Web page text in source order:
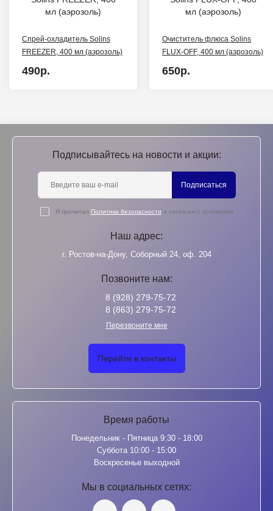
Спрей-охладитель Solins
FREEZER, 400 мл (аэрозоль)
490р.
Очиститель флюса Solins
FLUX-OFF, 400 мл (аэрозоль)
650р.
Подписывайтесь на новости и акции:
Подписаться
Я прочитал Политика безопасности и согласен с условиями
Наш адрес:
г. Ростов-на-Дону, Соборный 24, оф. 204
Позвоните нам:
8 (928) 279-75-72
8 (863) 279-75-72
Перезвоните мне
Перейти в контакты
Время работы
Понедельник - Пятница 9:30 - 18:00
Суббота 10:00 - 15:00
Воскресенье выходной
Мы в социальных сетях: